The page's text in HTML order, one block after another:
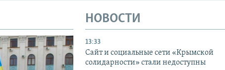
НОВОСТИ
13:33
Сайт и социальные сети «Крымской
солидарности» стали недоступны